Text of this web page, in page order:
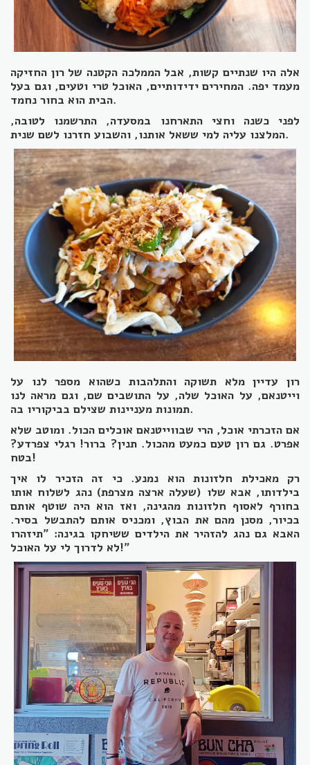
אלה היו שנתיים קשות, אבל הממלכה הקטנה של רון החזיקה
מעמד יפה. המחירים ידידותיים, האוכל טרי וטעים, וגם בעל
הבית הוא בחור נחמד.
לפני כשנה וחצי התארחנו במסעדה, התרשמנו לטובה,
המלצנו עליה למי ששאל אותנו, והשבוע חזרנו לשם שנית.
רון עדיין מלא תשוקה והתלהבות כשהוא מספר לנו על
וייטנאם, על האוכל שלה, על התושבים שם, וגם מראה לנו
תמונות מעניינות שצילם בביקוריו בה.
אם הזכרתי אוכל, הרי שבווייטנאם אוכלים הכול. ומוטב שלא
אפרט. גם רון טעם כמעט מהכול. תנין? ברור! רגלי צפרדע?
בטח!
רק מאכילת חלזונות הוא נמנע. כי זה הזכיר לו איך
בילדותו, אבא שלו (שעלה ארצה מצרפת) נהג לשלוח אותו
בחורף לאסוף חלזונות מהגינה, ואז הוא היה שוטף אותם
בכיור, מסנן מהם את הבוץ, ומכניס אותם להתבשל בסיר.
האבא גם נהג להזהיר את הילדים ששיחקו בגינה: "תיזהרו
לא לדרוך לי על האוכל!"